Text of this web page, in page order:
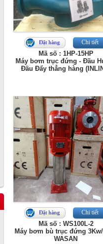
Đặt hàng Chi tiết
Mã số : 1HP-15HP
Máy bơm trục đứng - Đầu
Đầu Đẩy thẳng hàng
Đặt hàng Chi tiết
Mã số : WS100L-2
Máy bơm bù trục đứng
WASAN